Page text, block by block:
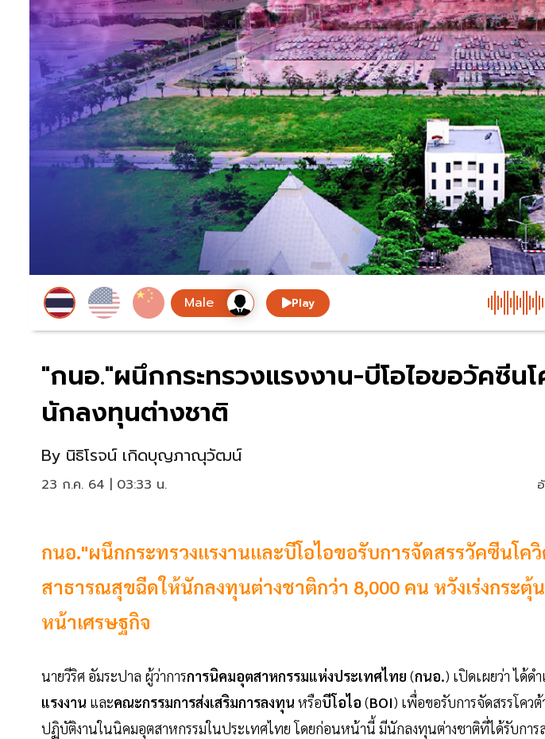
Play
"กนอ."ผนึกกระทรวงแรงงาน-บีโอไอขอวัคซีน
นักลงทุนต่างชาติ
By นิธิโรจน์ เกิดบุญภาณุวัฒน์
23 ก.ค. 64 | 03:33 น.
กนอ."ผนึกกระทรวงแรงานและบีโอไอขอรับการจัดสรรวัคซีนโค
สาธารณสุขฉีดให้นักลงทุนต่างชาติกว่า 8,000 คน หวังเร่งกระ
หน้าเศรษฐกิจ
นายวีริศ อัมระปาล ผู้ว่าการการนิคมอุตสาหกรรมแห่งประเทศไทย (กนอ.) เปิดเผยว่า ได้ด
แรงงาน และคณะกรรมการส่งเสริมการลงทุน หรือบีโอไอ (BOI) เพื่อขอรับการจัดสรรโควต้
ปฏิบัติงานในนิคมอุตสาหกรรมในประเทศไทย โดยก่อนหน้านี้ มีนักลงทุนต่างชาติที่ได้รับกา